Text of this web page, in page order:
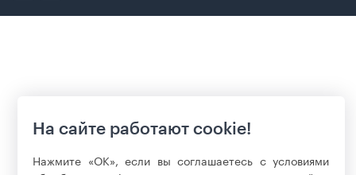
На сайте работают cookie!
Нажмите «ОК», если вы соглашаетесь с условиями